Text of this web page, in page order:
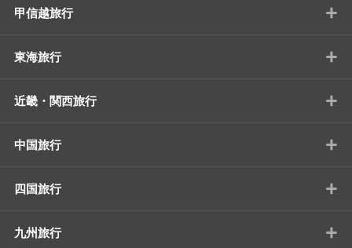
甲信越旅行 +
東海旅行 +
近畿・関西旅行 +
中国旅行 +
四国旅行 +
九州旅行 +